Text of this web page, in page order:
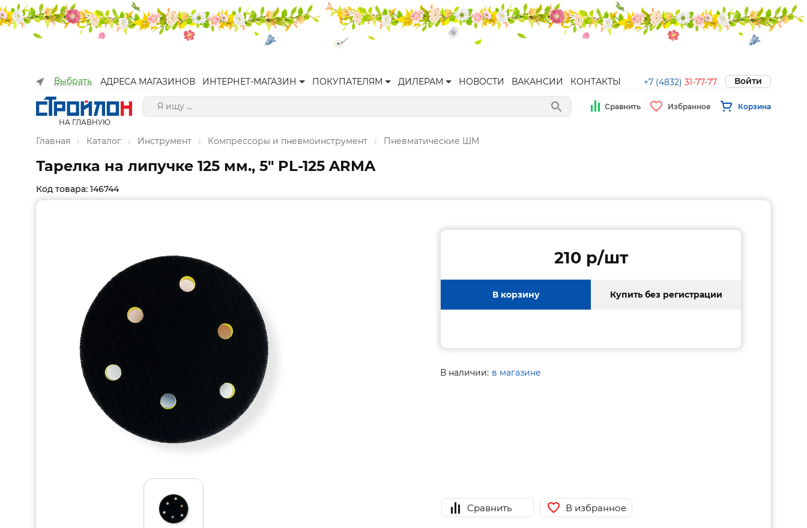
Выбрать АДРЕСА МАГАЗИНОВ ИНТЕРНЕТ-МАГАЗИН ПОКУПАТЕЛЯМ ДИЛЕРАМ НОВОСТИ ВАКАНСИИ КОНТАКТЫ +7 (4832) 31-77-77 Войти
НА ГЛАВНУЮ
Сравнить Избранное Корзина
Главная Каталог Инструмент Компрессоры и пневмоинструмент Пневматические ШМ
Тарелка на липучке 125 мм., 5" PL-125 ARMA
Код товара: 146744
210 p/шт
В корзину Купить без регистрации
В наличии: в магазине
Сравнить В избранное